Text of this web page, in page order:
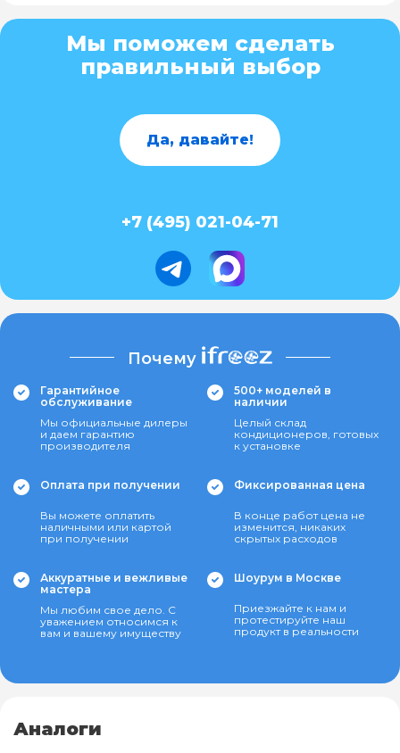
Мы поможем сделать
правильный выбор
Да, давайте!
+7 (495) 021-04-71
Почему
Гарантийное
обслуживание
Мы официальные дилеры
и даем гарантию
производителя
500+ моделей в
наличии
Целый склад
кондиционеров, готовых
к установке
Оплата при получении
Вы можете оплатить
наличными или картой
при получении
Фиксированная цена
В конце работ цена не
изменится, никаких
скрытых расходов
Аккуратные и вежливые
мастера
Мы любим свое дело. С
уважением относимся к
вам и вашему имуществу
Шоурум в Москве
Приезжайте к нам и
протестируйте наш
продукт в реальности
Аналоги